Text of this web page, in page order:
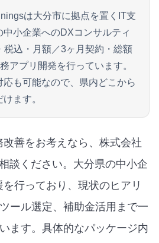
は大分市に拠点を置くIT支
小企業へのDXコンサルティ
税込・月額／3ヶ月契約・総額
アプリ開発を行っています。
応も可能なので、県内どこから
ます。
善をお考えなら、株式会社
談ください。大分県の中小企
行っており、現状のヒアリ
ール選定、補助金活用まで一
ます。 具体的なパッケージ内